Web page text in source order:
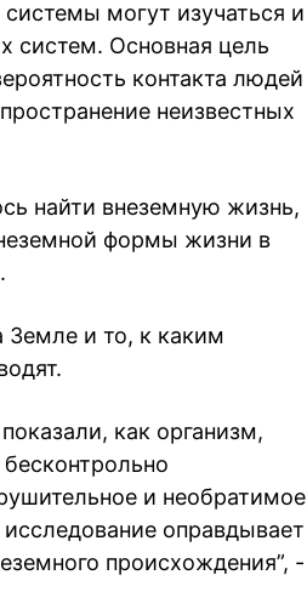
могут изучаться и
систем. Основная цель
контакта людей
неизвестных
найти внеземную жизнь,
формы жизни в
Земле и то, к каким
как организм,
и необратимое
оправдывает
происхождения”, -